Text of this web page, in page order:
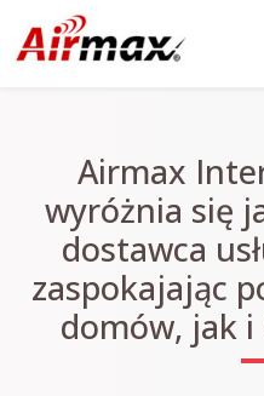
Airmax
wyróżnia się
dostawca
zaspokajając
domów, jak